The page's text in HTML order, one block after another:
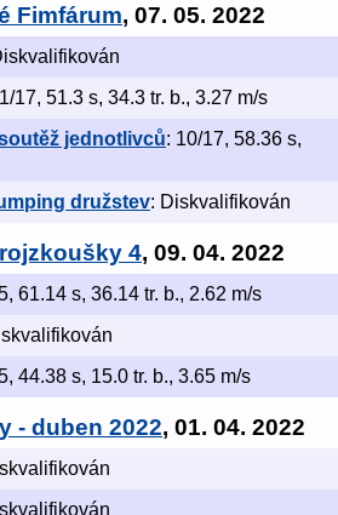
Fimfárum, 07. 05. 2022
17, 51.3 s, 34.3 tr. b., 3.27 m/s
jednotlivců: 10/17, 58.36 s,
družstev: Diskvalifikován
4, 09. 04. 2022
61.14 s, 36.14 tr. b., 2.62 m/s
44.38 s, 15.0 tr. b., 3.65 m/s
- duben 2022, 01. 04. 2022